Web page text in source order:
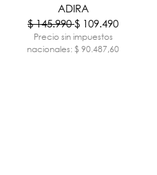
ADIRA
$ 145.990$ 109.490
Precio sin impuestos
nacionales: $ 90.487,60